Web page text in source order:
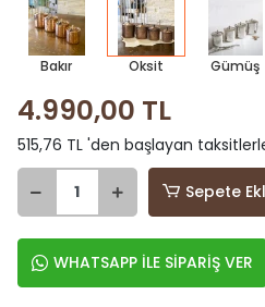
Bakır Oksit Gümüş
4.990,00 TL
515,76 TL 'den başlayan
Sepete
WHATSAPP İLE SİPARİŞ VER